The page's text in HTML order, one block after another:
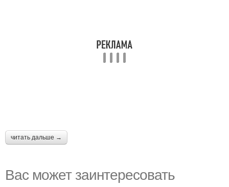
читать дальше →
Вас может заинтересовать